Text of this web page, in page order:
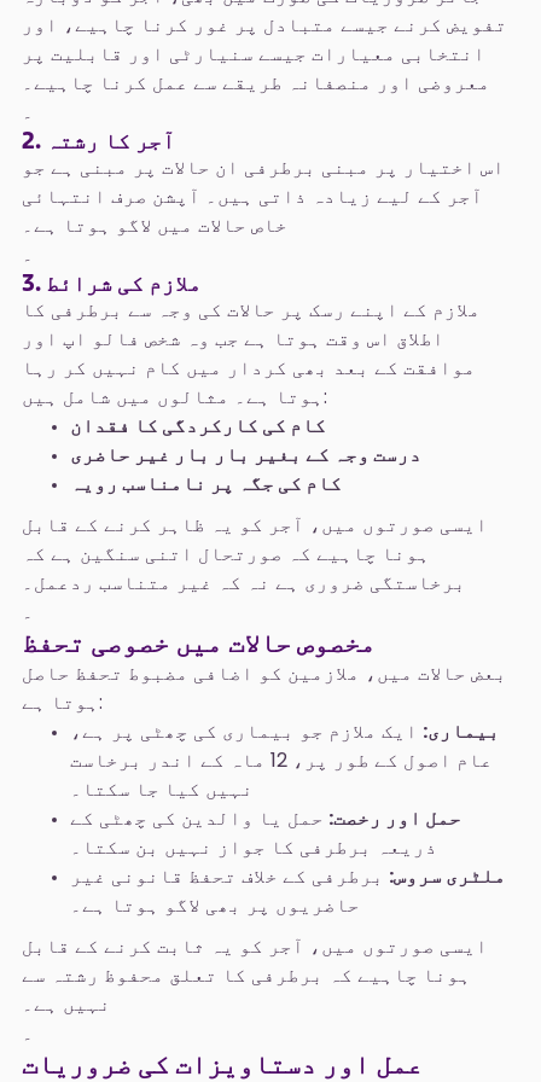
تفویض کرنے جیسے متبادل پر غور کرنا چاہیے، اور
انتخابی معیارات جیسے سنیارٹی اور قابلیت پر
معروضی اور منصفانہ طریقے سے عمل کرنا چاہیے۔
۔
2. آجر کا رشتہ
اس اختیار پر مبنی برطرفی ان حالات پر مبنی ہے جو
آجر کے لیے زیادہ ذاتی ہیں۔ آپشن صرف انتہائی
خاص حالات میں لاگو ہوتا ہے۔
۔
3. ملازم کی شرائط
ملازم کے اپنے رسک پر حالات کی وجہ سے برطرفی کا
اطلاق اس وقت ہوتا ہے جب وہ شخص فالو اپ اور
موافقت کے بعد بھی کردار میں کام نہیں کر رہا
ہوتا ہے۔ مثالوں میں شامل ہیں:
کام کی کارکردگی کا فقدان
درست وجہ کے بغیر بار بار غیر حاضری
کام کی جگہ پر نامناسب رویہ
ایسی صورتوں میں، آجر کو یہ ظاہر کرنے کے قابل
ہونا چاہیے کہ صورتحال اتنی سنگین ہے کہ
برخاستگی ضروری ہے نہ کہ غیر متناسب ردعمل۔
۔
مخصوص حالات میں خصوصی تحفظ
بعض حالات میں، ملازمین کو اضافی مضبوط تحفظ حاصل
ہوتا ہے:
بیماری: ایک ملازم جو بیماری کی چھٹی پر ہے،
عام اصول کے طور پر، 12 ماہ کے اندر برخاست
نہیں کیا جا سکتا۔
حمل اور رخصت: حمل یا والدین کی چھٹی کے
ذریعہ برطرفی کا جواز نہیں بن سکتا۔
ملٹری سروس: برطرفی کے خلاف تحفظ قانونی غیر
حاضریوں پر بھی لاگو ہوتا ہے۔
ایسی صورتوں میں، آجر کو یہ ثابت کرنے کے قابل
ہونا چاہیے کہ برطرفی کا تعلق محفوظ رشتہ سے
نہیں ہے۔
۔
عمل اور دستاویزات کی ضروریات